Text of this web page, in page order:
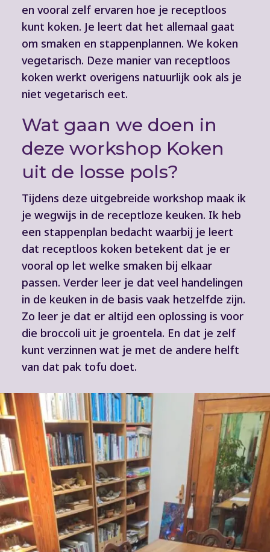
en vooral zelf ervaren hoe je receptloos
kunt koken. Je leert dat het allemaal gaat
om smaken en stappenplannen. We koken
vegetarisch. Deze manier van receptloos
koken werkt overigens natuurlijk ook als je
niet vegetarisch eet.
Wat gaan we doen in
deze workshop Koken
uit de losse pols?
Tijdens deze uitgebreide workshop maak ik
je wegwijs in de receptloze keuken. Ik heb
een stappenplan bedacht waarbij je leert
dat receptloos koken betekent dat je er
vooral op let welke smaken bij elkaar
passen. Verder leer je dat veel handelingen
in de keuken in de basis vaak hetzelfde zijn.
Zo leer je dat er altijd een oplossing is voor
die broccoli uit je groentela. En dat je zelf
kunt verzinnen wat je met de andere helft
van dat pak tofu doet.